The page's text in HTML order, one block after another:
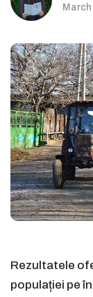
March
Rezultatele
populației pe